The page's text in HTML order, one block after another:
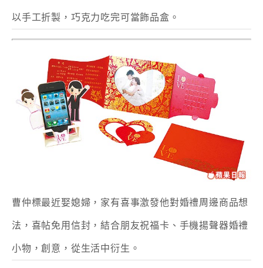
以手工折製，巧克力吃完可當飾品盒。
曹仲標最近娶媳婦，家有喜事激發他對婚禮周邊商品想
法，喜帖免用信封，結合朋友祝福卡、手機揚聲器婚禮
小物，創意，從生活中衍生。